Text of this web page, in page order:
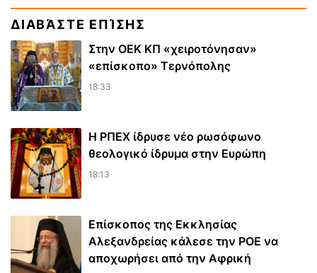
ΔΙΑΒΆΣΤΕ ΕΠΊΣΗΣ
Στην ΟΕΚ ΚΠ «χειροτόνησαν»
«επίσκοπο» Τερνόπολης
18:33
Η ΡΠΕΧ ίδρυσε νέο ρωσόφωνο
θεολογικό ίδρυμα στην Ευρώπη
18:13
Επίσκοπος της Εκκλησίας
Αλεξανδρείας κάλεσε την ΡΟΕ να
αποχωρήσει από την Αφρική